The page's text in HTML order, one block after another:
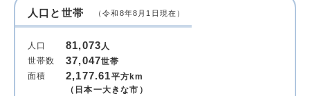
人口と世帯 （令和8年8月1日現在）
人口 81,073人
世帯数
37,047世帯
面積
2,177.61平方km
（日本一大きな市）